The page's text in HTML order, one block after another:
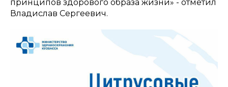
принципов здорового образа жизни» - отметил
Владислав Сергеевич.